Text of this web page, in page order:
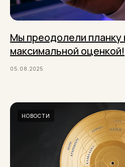
Мы преодолели планку
максимальной оценкой!
05.08.2025
НОВОСТИ